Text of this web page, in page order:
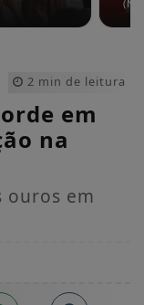
2 min de leitura
em
na
ouros em